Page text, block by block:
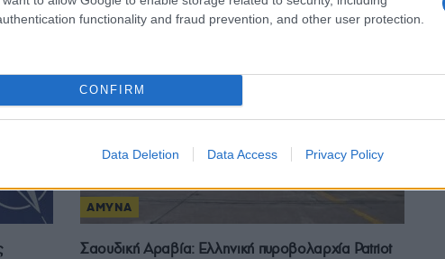
functionality and fraud prevention, and other user protection.
CONFIRM
Data Deletion Data Access Privacy Policy
ΑΜΥΝΑ
Σαουδική Αραβία: Ελληνική πυροβολαρχία Patriot